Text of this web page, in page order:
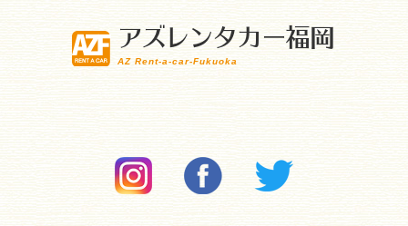
アズレンタカー福岡
AZ Rent-a-car-Fukuoka